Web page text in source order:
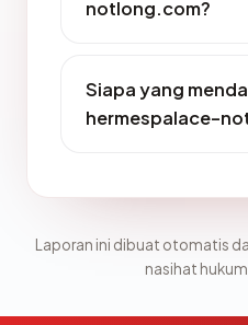
notlong.com?
Siapa yang
hermespalace-
Laporan ini dibuat otomatis
nasihat